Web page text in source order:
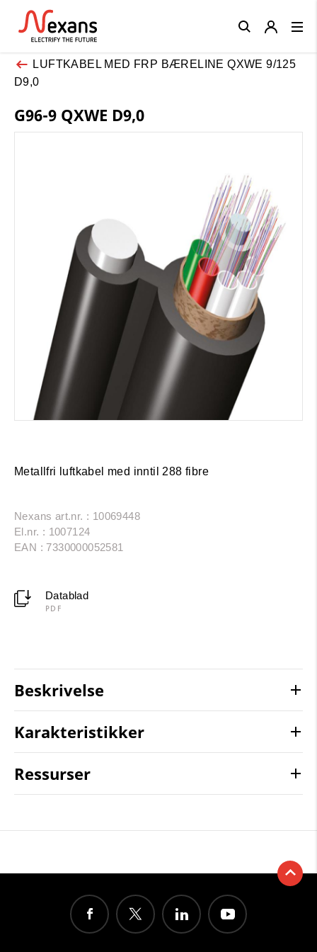
LUFTKABEL MED FRP BÆRELINE QXWE 9/125
D9,0
G96-9 QXWE D9,0
Metallfri luftkabel med inntil 288 fibre
Nexans art.nr. : 10069448
El.nr. : 1007124
EAN : 7330000052581
Datablad
PDF
Beskrivelse
Karakteristikker
Ressurser
Close